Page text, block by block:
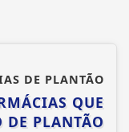
DE PLANTÃO
QUE
DE PLANTÃO